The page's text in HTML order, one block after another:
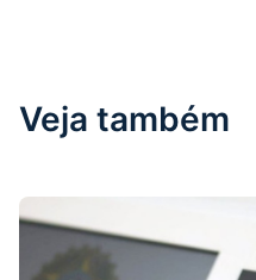
Veja também